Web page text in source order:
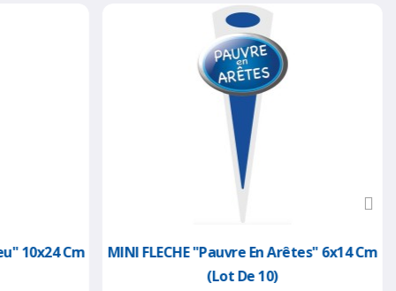
10x24 Cm
MINI FLECHE "pauvre En Arêtes" 6x14 Cm
(lot De 10)